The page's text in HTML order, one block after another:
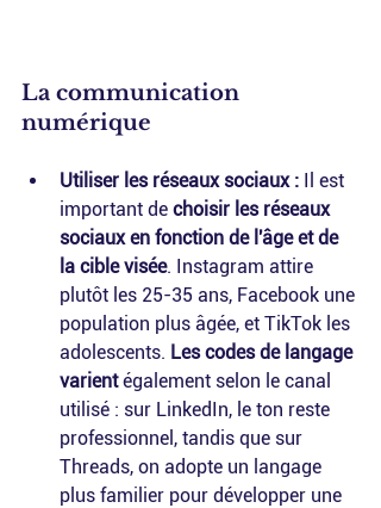
La communication
numérique
Utiliser les réseaux sociaux : Il est
important de choisir les réseaux
sociaux en fonction de l'âge et de
la cible visée. Instagram attire
plutôt les 25-35 ans, Facebook une
population plus âgée, et TikTok les
adolescents. Les codes de langage
varient également selon le canal
utilisé : sur LinkedIn, le ton reste
professionnel, tandis que sur
Threads, on adopte un langage
plus familier pour développer une